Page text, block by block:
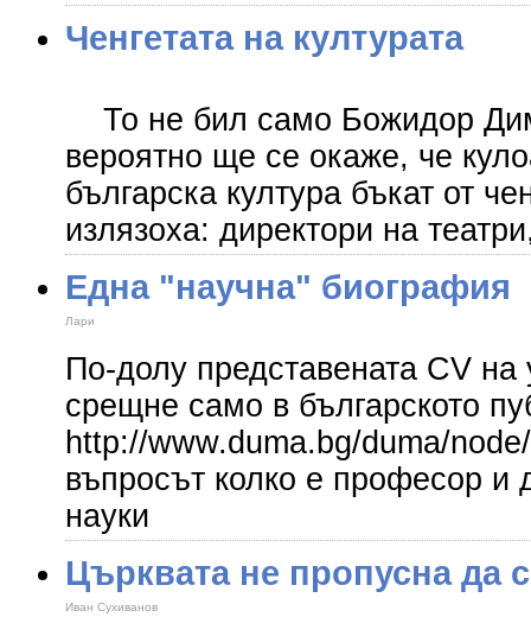
Ченгетата на културата
То не бил само Божидор
вероятно ще се окаже, че
българска култура бъкат от
излязоха: директори на
Една "научна" биография
Лари
По-долу представената CV
срещне само в българското
http://www.duma.bg/duma/
въпросът колко е професор и
науки
Църквата не пропусна да
Иван Сухиванов